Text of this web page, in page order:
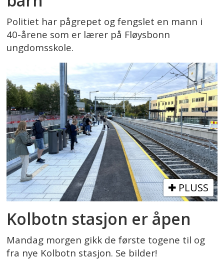
Politiet har pågrepet og fengslet en mann i
40-årene som er lærer på Fløysbonn
ungdomsskole.
PLUSS
Kolbotn stasjon er åpen
Mandag morgen gikk de første togene til og
fra nye Kolbotn stasjon. Se bilder!